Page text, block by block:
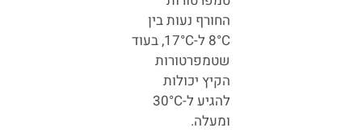
החורף נעות בין
8°C ל-17°C, בעוד
שטמפרטורות
הקיץ יכולות
להגיע ל-30°C
ומעלה.